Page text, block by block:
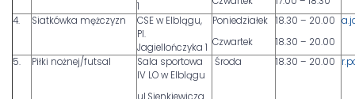
1
4. Siatkówka mężczyzn
CSE w Elblągu,
Pl.
Jagiellończyka 1
Poniedziałek
Czwartek
18.30 – 20.00
18.30 – 20.00
5. Piłki nożnej/futsal
Sala sportowa
IV LO w Elblągu
Środa 18.30 – 20.00